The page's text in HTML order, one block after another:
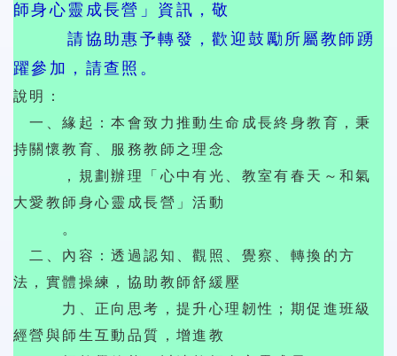
師身心靈成長營」資訊，敬
請協助惠予轉發，歡迎鼓勵所屬教師踴
躍參加，請查照。
說明：
一、緣起：本會致力推動生命成長終身教育，秉
持關懷教育、服務教師之理念
，規劃辦理「心中有光、教室有春天～和氣
大愛教師身心靈成長營」活動
。
二、內容：透過認知、觀照、覺察、轉換的方
法，實體操練，協助教師舒緩壓
力、正向思考，提升心理韌性；期促進班級
經營與師生互動品質，增進教